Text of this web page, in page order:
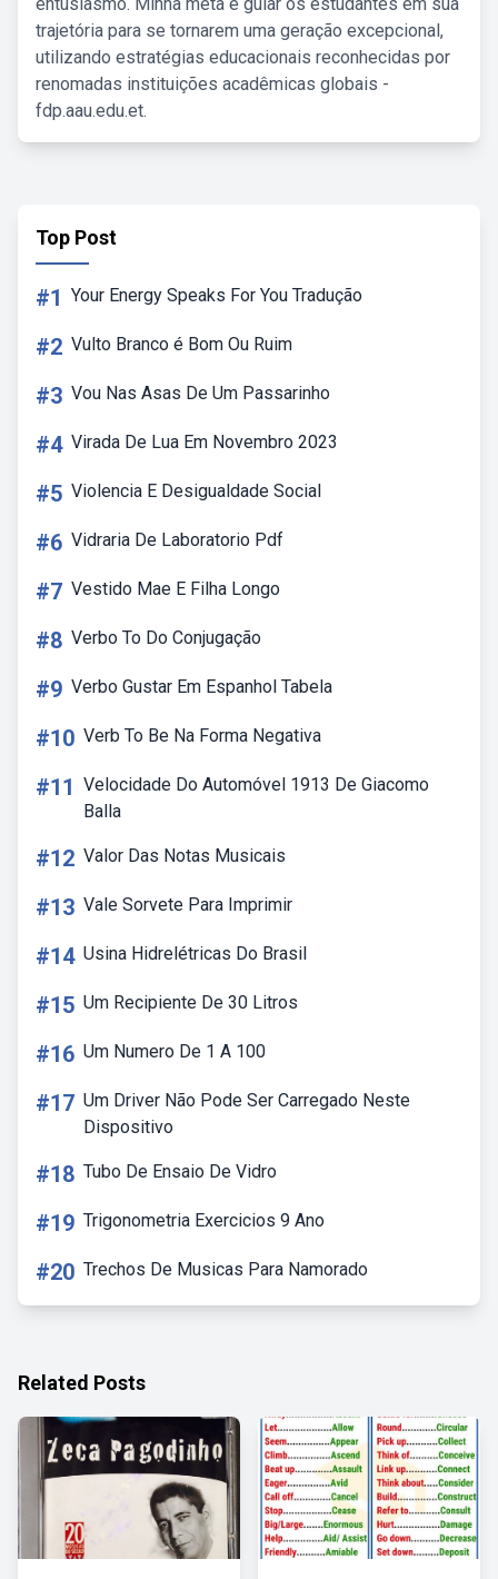
trajetória para se tornarem uma geração excepcional,
utilizando estratégias educacionais reconhecidas por
renomadas instituições acadêmicas globais -
fdp.aau.edu.et.
Top Post
#1 Your Energy Speaks For You Tradução
#2 Vulto Branco é Bom Ou Ruim
#3 Vou Nas Asas De Um Passarinho
#4 Virada De Lua Em Novembro 2023
#5 Violencia E Desigualdade Social
#6 Vidraria De Laboratorio Pdf
#7 Vestido Mae E Filha Longo
#8 Verbo To Do Conjugação
#9 Verbo Gustar Em Espanhol Tabela
#10 Verb To Be Na Forma Negativa
#11 Velocidade Do Automóvel 1913 De Giacomo
Balla
#12 Valor Das Notas Musicais
#13 Vale Sorvete Para Imprimir
#14 Usina Hidrelétricas Do Brasil
#15 Um Recipiente De 30 Litros
#16 Um Numero De 1 A 100
#17 Um Driver Não Pode Ser Carregado Neste
Dispositivo
#18 Tubo De Ensaio De Vidro
#19 Trigonometria Exercicios 9 Ano
#20 Trechos De Musicas Para Namorado
Related Posts